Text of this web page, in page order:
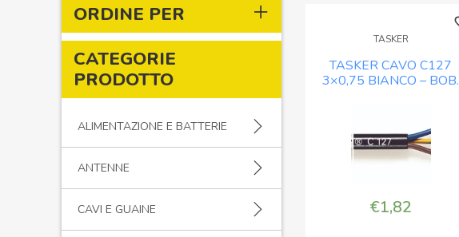
ORDINE PER
CATEGORIE
PRODOTTO
ALIMENTAZIONE E BATTERIE
ANTENNE
CAVI E GUAINE
TASKER
TASKER CAVO C127
3×0,75 BIANCO – BOB.
€1,82